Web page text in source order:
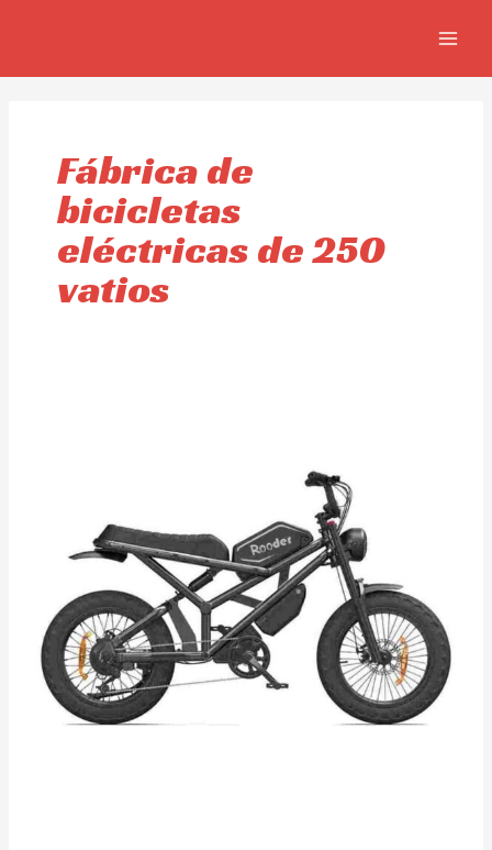
Fábrica de
bicicletas
eléctricas de 250
vatios